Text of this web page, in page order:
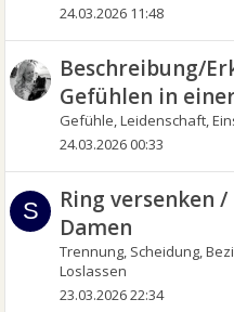
24.03.2026 11:48
Beschreibung/
Gefühlen in
Gefühle, Leidenschaft,
24.03.2026 00:33
S
Ring versenken
Damen
Trennung, Scheidung,
Loslassen
23.03.2026 22:34